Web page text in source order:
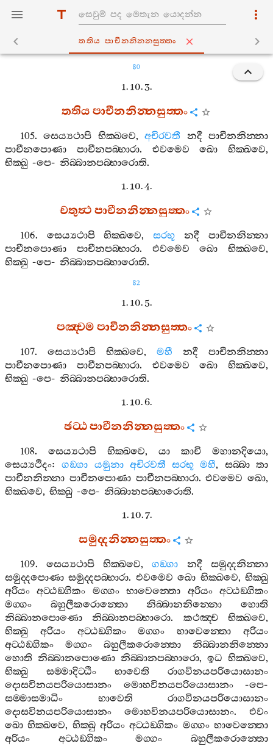
තතිය පාචීනනින‍්නසුත‍්තං
80
1. 10. 3.
තතියපාචීනනින‍්නසුත‍්තං
105.සෙය්‍යථාපි භික‍්ඛවෙ,අචිරවතී නදී පාචීනනින‍්නා
පාචීනපොණා
පාචීනපබ‍්භාරා. එවමෙව ඛො භික‍්ඛවෙ,
භික‍්ඛු -පෙ- නිබ‍්බානපබ‍්භාරොති.
1. 10. 4.
චතුත්‍ථපාචීනනින‍්නසුත‍්තං
106. සෙය්‍යථාපි භික‍්ඛවෙ,සරභූ නදී
පාචීනනින‍්නා
පාචීනපොණා
පාචීනපබ‍්භාරා. එවමෙව ඛො භික‍්ඛවෙ,
භික‍්ඛු -පෙ- නිබ‍්බානපබ‍්භාරොති.
82
1. 10. 5.
පඤ‍්චමපාචීනනින‍්නසුත‍්තං
107. සෙය්‍යථාපි භික‍්ඛවෙ, මහී නදී
පාචීනනින‍්නා
පාචීනපොණා
පාචීනපබ‍්භාරා. එවමෙව ඛො භික‍්ඛවෙ,
භික‍්ඛු -පෙ- නිබ‍්බානපබ‍්භාරොති.
1. 10. 6.
ඡට‍්ඨපාචීනනින‍්නසුත‍්තං
108. සෙය්‍යථාපි භික‍්ඛවෙ, යා කාචි මහානදියො,
සෙය්‍යථිදං:ගඞ‍්ගා යමුනා අචිරවතී සරභූ මහී, සබ‍්බා තා
පාචීනනින‍්නා පාචීනපොණා පාචීනපබ‍්භාරා.එවමෙව ඛො,
භික‍්ඛවෙ, භික‍්ඛු -පෙ- නිබ‍්බානපබ‍්භාරොති.
1. 10. 7.
සමුද‍්දනින‍්නසුත‍්තං
109. සෙය්‍යථාපි භික‍්ඛවෙ,ගඞ‍්ගා නදී
සමුද‍්දනින‍්නා
සමුද‍්දපොණා සමුද‍්දපබ‍්භාරා. එවමෙව ඛො භික‍්ඛවෙ,භික‍්ඛු
අරියං
අට‍්ඨඞ‍්ගිකං මග‍්ගං භාවෙන‍්තො අරියං
අට‍්ඨඞ‍්ගිකං
මග‍්ගං
බහුලීකරොන‍්තො නිබ‍්බානනින‍්නො
හොති
නිබ‍්බානපොණො
නිබ‍්බානපබ‍්භාරො. කථඤ‍්ච භික‍්ඛවෙ,
භික‍්ඛු
අරියං අට‍්ඨඞ‍්ගිකං මග‍්ගං භාවෙන‍්තො
අරියං
අට‍්ඨඞ‍්ගිකං
මග‍්ගං බහුලීකරොන‍්තො
නිබ‍්බානනින‍්නො
හොති නිබ‍්බානපොණො නිබ‍්බානපබ‍්භාරො, ඉධ භික‍්ඛවෙ,
භික‍්ඛු
සම‍්මාදිට‍්ඨිං භාවෙති
රාගවිනයපරියොසානං
දොසවිනයපරියොසානං
මොහවිනයපරියොසානං-පෙ-
සම‍්මාසමාධිං
භාවෙති
රාගවිනයපරියොසානං
දොසවිනයපරියොසානං
මොහවිනයපරියොසානං. එවං
ඛො භික‍්ඛවෙ, භික‍්ඛු අරියං අට‍්ඨඞ‍්ගිකං මග‍්ගං භාවෙන‍්තො
අරියං
අට‍්ඨඞ‍්ගිකං මග‍්ගං
බහුලීකරොන‍්තො